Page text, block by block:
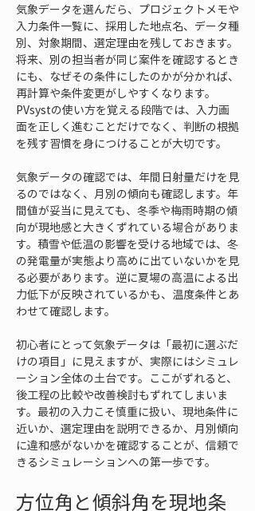
気象データを選んだら、プロジェクトメモや
入力条件一覧に、採用した地点名、データ種
別、対象期間、選定理由を残しておきます。
将来、別の担当者が同じ案件を確認するとき
にも、なぜその条件にしたのかが分かれば、
再計算や条件変更がしやすくなります。
PVsystの使い方を覚える段階では、入力画
面を正しく進むことだけでなく、判断の根拠
を残す習慣を身につけることが大切です。
気象データの確認では、年間日射量だけを見
るのではなく、月別の傾向も確認します。年
間値が妥当に見えても、冬季や梅雨時期の傾
向が現地感と大きくずれている場合がありま
す。積雪や低温の影響を受ける地域では、冬
の発電量が実態より高めに出ていないかを見
る必要があります。逆に夏場の高温による出
力低下が反映されているかも、温度条件とあ
わせて確認します。
初心者にとって気象データは「最初に選ぶだ
けの項目」に見えますが、実際にはシミュレ
ーション全体の土台です。ここがずれると、
後工程の比較や改善検討もずれてしまいま
す。最初の入力こそ慎重に扱い、現地条件に
近いか、選定理由を説明できるか、月別傾向
に違和感がないかを確認することが、信頼で
きるシミュレーションへの第一歩です。
方位角と傾斜角を現地条